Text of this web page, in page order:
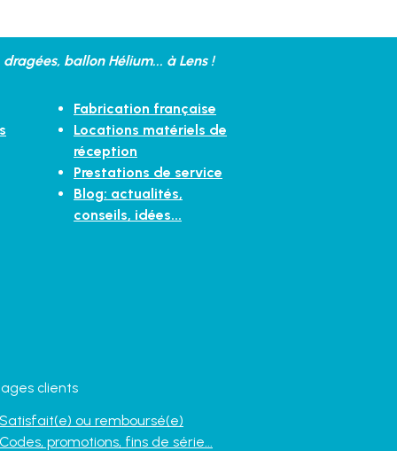
ballon Hélium... à Lens !
Fabrication française
Locations matériels de
réception
Prestations de service
Blog: actualités,
conseils, idées...
clients
Satisfait(e) ou remboursé(e)
Codes, promotions, fins de série...